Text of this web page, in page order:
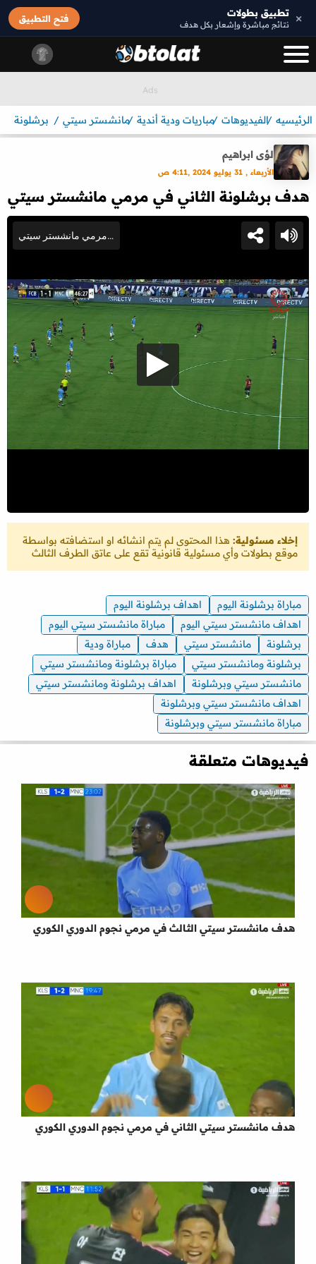
× تطبيق بطولات
نتائج مباشرة وإشعار بكل هدف
فتح التطبيق
الرئيسيه الفيديوهات مباريات ودية أندية مانشستر سيتي برشلونة
لؤى ابراهيم
الأربعاء , 31 يوليو 2024 ,4:11 ص
هدف برشلونة الثاني في مرمي مانشستر سيتي
إخلاء مسئولية: هذا المحتوى لم يتم انشائه او استضافته بواسطة
موقع بطولات وأي مسئولية قانونية تقع على عاتق الطرف الثالث
مباراة برشلونة اليوم
اهداف برشلونة اليوم
اهداف مانشستر سيتي اليوم
مباراة مانشستر سيتي اليوم
برشلونة
مانشستر سيتي هدف
مباراة ودية
برشلونة ومانشستر سيتي
مباراة برشلونة ومانشستر سيتي
مانشستر سيتي وبرشلونة
اهداف برشلونة ومانشستر سيتي
اهداف مانشستر سيتي وبرشلونة
مباراة مانشستر سيتي وبرشلونة
فيديوهات متعلقة
هدف مانشستر سيتي الثالث في مرمي نجوم الدوري الكوري
هدف مانشستر سيتي الثاني في مرمي نجوم الدوري الكوري